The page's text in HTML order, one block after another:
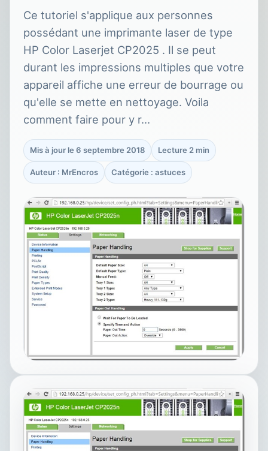
Ce tutoriel s'applique aux personnes
possédant une imprimante laser de type
HP Color Laserjet CP2025 . Il se peut
durant les impressions multiples que votre
appareil affiche une erreur de bourrage ou
qu'elle se mette en nettoyage. Voila
comment faire pour y r…
Mis à jour le 6 septembre 2018 Lecture 2 min
Auteur : MrEncros Catégorie : astuces